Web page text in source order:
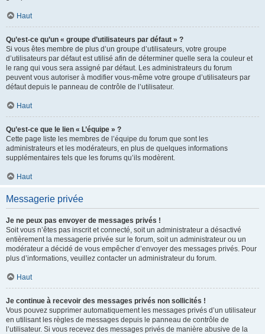
Haut
Qu’est-ce qu’un « groupe d’utilisateurs par défaut » ?
Si vous êtes membre de plus d’un groupe d’utilisateurs, votre groupe
d’utilisateurs par défaut est utilisé afin de déterminer quelle sera la couleur et
le rang qui vous sera assigné par défaut. Les administrateurs du forum
peuvent vous autoriser à modifier vous-même votre groupe d’utilisateurs par
défaut depuis le panneau de contrôle de l’utilisateur.
Haut
Qu’est-ce que le lien « L’équipe » ?
Cette page liste les membres de l’équipe du forum que sont les
administrateurs et les modérateurs, en plus de quelques informations
supplémentaires tels que les forums qu’ils modèrent.
Haut
Messagerie privée
Je ne peux pas envoyer de messages privés !
Soit vous n’êtes pas inscrit et connecté, soit un administrateur a désactivé
entièrement la messagerie privée sur le forum, soit un administrateur ou un
modérateur a décidé de vous empêcher d’envoyer des messages privés. Pour
plus d’informations, veuillez contacter un administrateur du forum.
Haut
Je continue à recevoir des messages privés non sollicités !
Vous pouvez supprimer automatiquement les messages privés d’un utilisateur
en utilisant les règles de messages depuis le panneau de contrôle de
l’utilisateur. Si vous recevez des messages privés de manière abusive de la